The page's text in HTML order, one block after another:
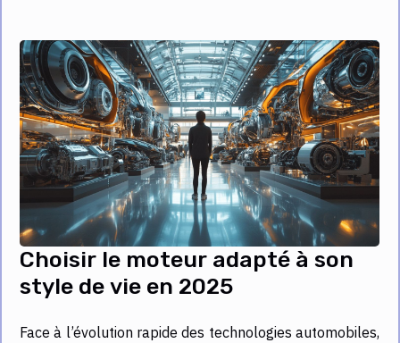
Choisir le moteur adapté à son
style de vie en 2025
Face à l’évolution rapide des technologies automobiles,